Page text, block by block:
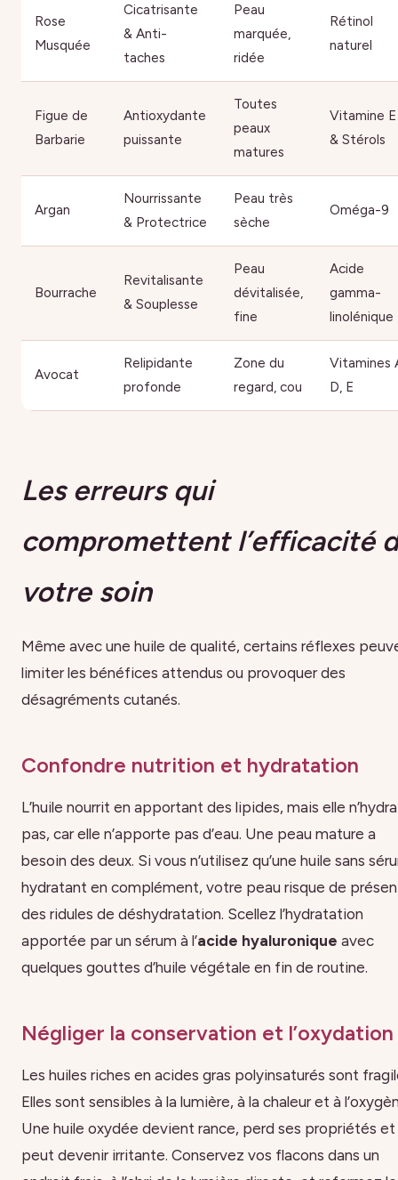
Rose
Musquée
Cicatrisante
& Anti-
taches
Peau
marquée,
ridée
Rétinol
naturel
Figue de
Barbarie
Antioxydante
puissante
Toutes
peaux
matures
Vitamine E
& Stérols
Argan
Nourrissante
& Protectrice
Peau très
sèche
Oméga-9
Bourrache
Revitalisante
& Souplesse
Peau
dévitalisée,
fine
Acide
gamma-
linolénique
Avocat
Relipidante
profonde
Zone du
regard, cou
Vitamines
D, E
Les erreurs qui
compromettent l’efficacité
votre soin
Même avec une huile de qualité, certains réflexes
limiter les bénéfices attendus ou provoquer des
désagréments cutanés.
Confondre nutrition et hydratation
L’huile nourrit en apportant des lipides, mais elle
pas, car elle n’apporte pas d’eau. Une peau mature a
besoin des deux. Si vous n’utilisez qu’une huile sans
hydratant en complément, votre peau risque de
des ridules de déshydratation. Scellez l’hydratation
apportée par un sérum à l’acide hyaluronique avec
quelques gouttes d’huile végétale en fin de routine.
Négliger la conservation et l’oxydation
Les huiles riches en acides gras polyinsaturés sont
Elles sont sensibles à la lumière, à la chaleur et à
Une huile oxydée devient rance, perd ses propriétés et
peut devenir irritante. Conservez vos flacons dans un